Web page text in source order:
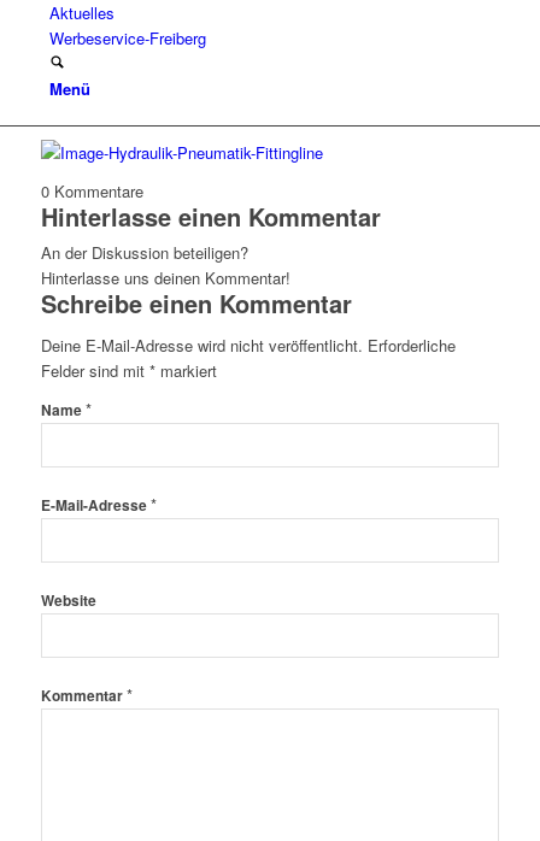
Aktuelles
Werbeservice-Freiberg
Menü
0 Kommentare
Hinterlasse einen Kommentar
An der Diskussion beteiligen?
Hinterlasse uns deinen Kommentar!
Schreibe einen Kommentar
Deine E-Mail-Adresse wird nicht veröffentlicht. Erforderliche
Felder sind mit *markiert
Name*
E-Mail-Adresse*
Website
Kommentar*